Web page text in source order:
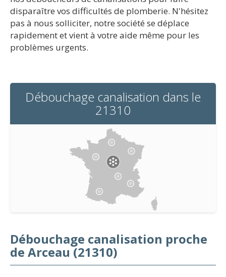
disparaître vos difficultés de plomberie. N'hésitez
pas à nous solliciter, notre société se déplace
rapidement et vient à votre aide même pour les
problèmes urgents.
Débouchage canalisation dans le
21310
Débouchage canalisation proche
de Arceau (21310)